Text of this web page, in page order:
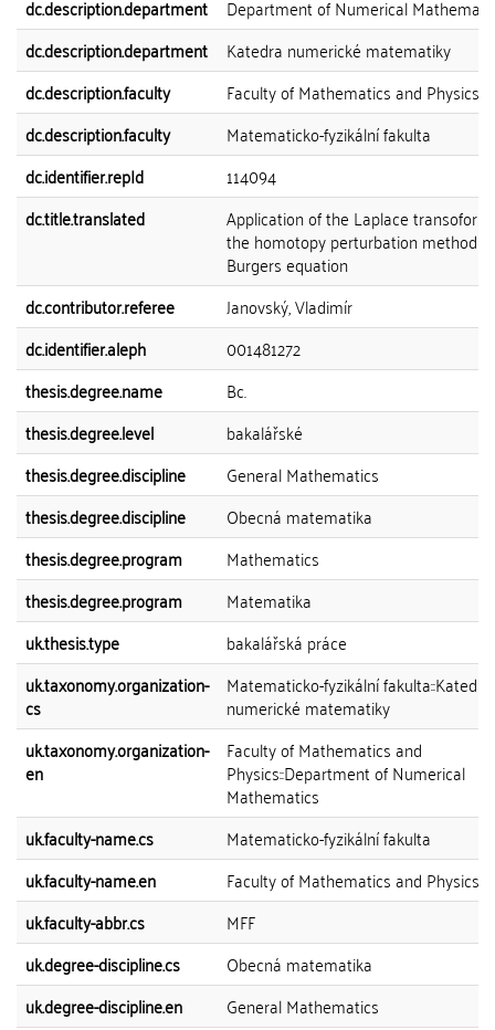
dc.description.department
Department of Numerical
dc.description.department
Katedra numerické matematiky
dc.description.faculty
Faculty of Mathematics and Physics
dc.description.faculty
Matematicko-fyzikální fakulta
dc.identifier.repId
114094
dc.title.translated
Application of the Laplace
the homotopy perturbation method
Burgers equation
dc.contributor.referee
Janovský, Vladimír
dc.identifier.aleph
001481272
thesis.degree.name
Bc.
thesis.degree.level
bakalářské
thesis.degree.discipline
General Mathematics
thesis.degree.discipline
Obecná matematika
thesis.degree.program
Mathematics
thesis.degree.program
Matematika
uk.thesis.type
bakalářská práce
uk.taxonomy.organization-
cs
Matematicko-fyzikální fakulta::Katedra
numerické matematiky
uk.taxonomy.organization-
en
Faculty of Mathematics and
Physics::Department of Numerical
Mathematics
uk.faculty-name.cs
Matematicko-fyzikální fakulta
uk.faculty-name.en
Faculty of Mathematics and Physics
uk.faculty-abbr.cs
MFF
uk.degree-discipline.cs
Obecná matematika
uk.degree-discipline.en
General Mathematics